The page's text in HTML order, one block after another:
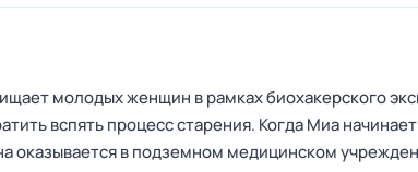
молодых женщин в рамках биохакерского
вспять процесс старения. Когда Миа начинает
оказывается в подземном медицинском